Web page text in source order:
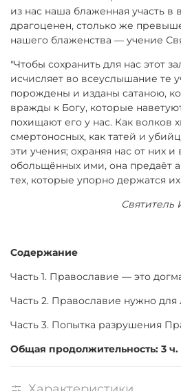
из нас наша блаженная участь в
драгоценен, столько же
нашего блаженства — учение
"Чтобы сохранить для нас этот
исчисляет во всеуслышание те
порождены и изданы сатаною,
вражды к Богу, которые
похищают его у нас. Как волков
смертоносных, как татей и
эти учения; охраняя нас от них
обольщённых ими, она предаёт
тех, которые упорно держатся
Святитель
Содержание
Часть 1. Православие — это
Часть 2. Православие нужно для
Часть 3. Попытка разрушения
Общая продолжительность: 3